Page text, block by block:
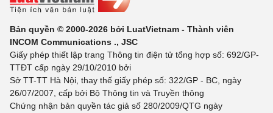
Bản quyền © 2000-2026 bởi LuatVietnam - Thành viên
INCOM Communications ., JSC
Giấy phép thiết lập trang Thông tin điện tử tổng hợp số: 692/GP-
TTĐT cấp ngày 29/10/2010 bởi
Sở TT-TT Hà Nội, thay thế giấy phép số: 322/GP - BC, ngày
26/07/2007, cấp bởi Bộ Thông tin và Truyền thông
Chứng nhận bản quyền tác giả số 280/2009/QTG ngày